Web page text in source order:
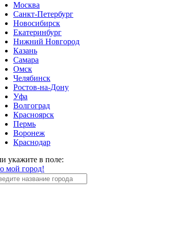
Москва
Санкт-Петербург
Новосибирск
Екатеринбург
Нижний Новгород
Казань
Самара
Омск
Челябинск
Ростов-на-Дону
Уфа
Волгоград
Красноярск
Пермь
Воронеж
Краснодар
укажите в поле:
мой город!